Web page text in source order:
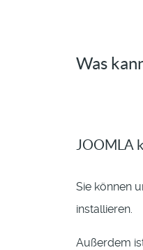
Was
JOOMLA
Sie können
installieren.
Außerdem